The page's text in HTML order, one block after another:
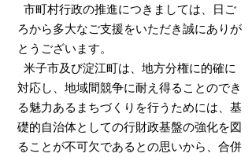
市町村行政の推進につきましては、日ご
ろから多大なご支援をいただき誠にありが
とうございます。
米子市及び淀江町は、地方分権に的確に
対応し、地域間競争に耐え得ることのでき
る魅力あるまちづくりを行うためには、基
礎的自治体としての行財政基盤の強化を図
ることが不可欠であるとの思いから、合併